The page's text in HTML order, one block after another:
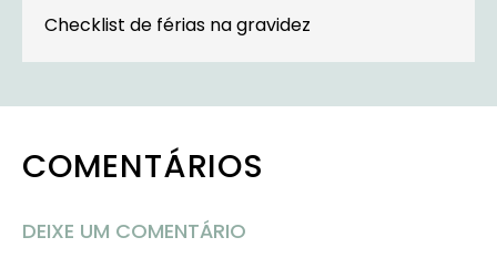
Checklist de férias na gravidez
COMENTÁRIOS
DEIXE UM COMENTÁRIO